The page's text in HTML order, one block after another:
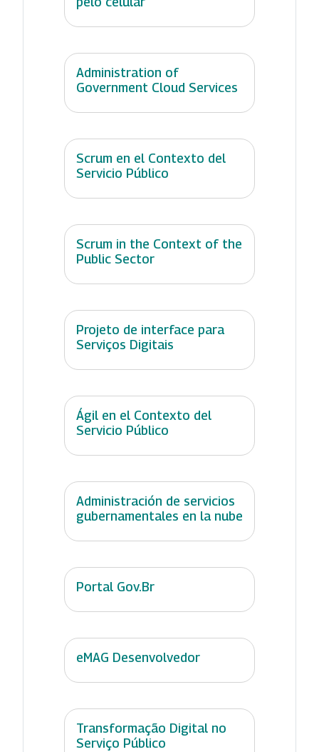
Administration of
Government Cloud Services
Scrum en el Contexto del
Servicio Público
Scrum in the Context of the
Public Sector
Projeto de interface para
Serviços Digitais
Ágil en el Contexto del
Servicio Público
Administración de servicios
gubernamentales en la nube
Portal Gov.Br
eMAG Desenvolvedor
Transformação Digital no
Serviço Público